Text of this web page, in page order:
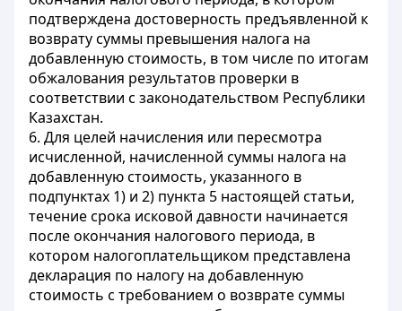
подтверждена достоверность предъявленной к
возврату суммы превышения налога на
добавленную стоимость, в том числе по итогам
обжалования результатов проверки в
соответствии с законодательством Республики
Казахстан.
6. Для целей начисления или пересмотра
исчисленной, начисленной суммы налога на
добавленную стоимость, указанного в
подпунктах 1) и 2) пункта 5 настоящей статьи,
течение срока исковой давности начинается
после окончания налогового периода, в
котором налогоплательщиком представлена
декларация по налогу на добавленную
стоимость с требованием о возврате суммы